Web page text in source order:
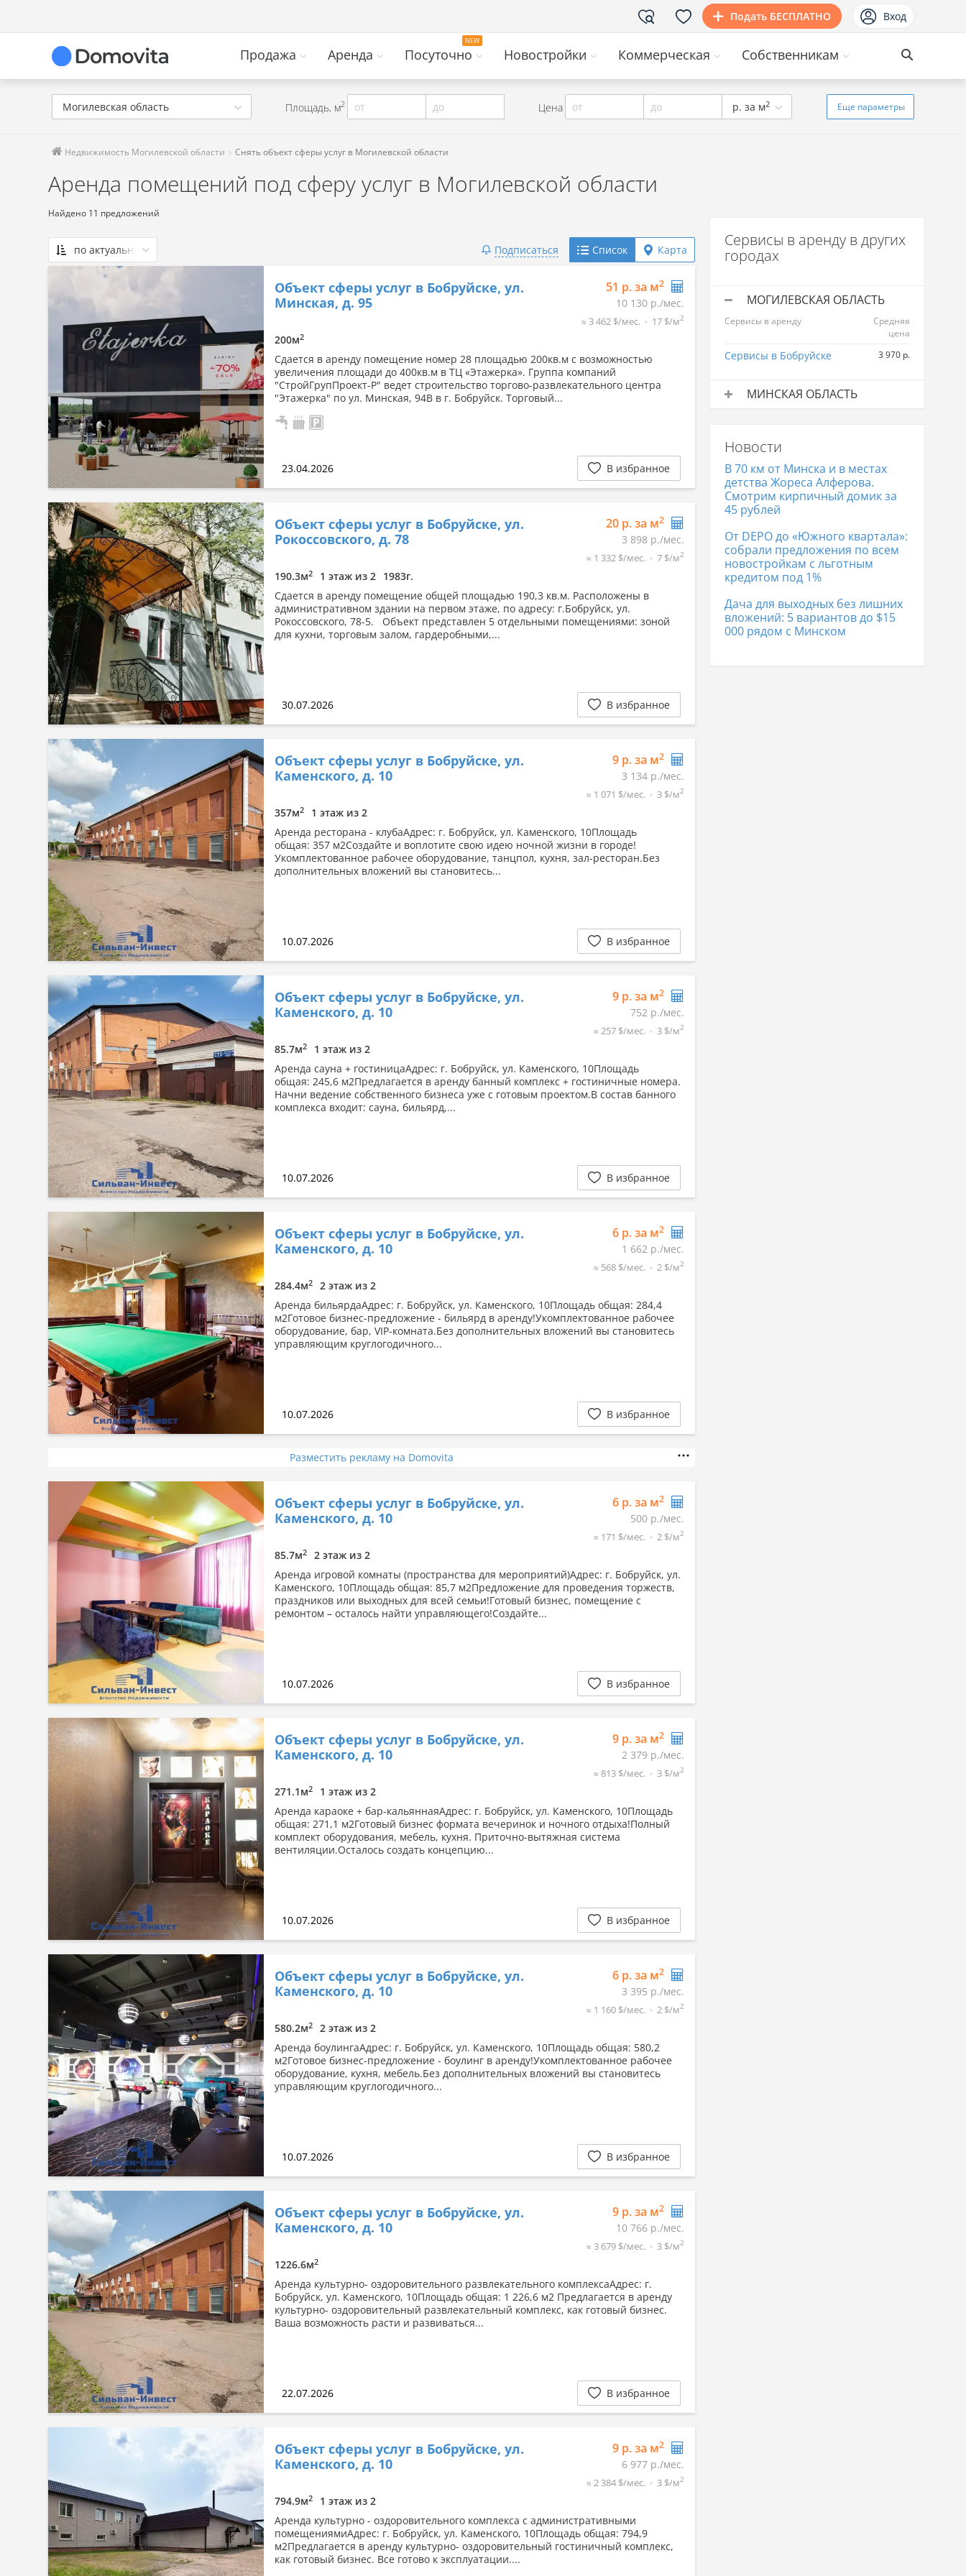
Подать БЕСПЛАТНО Вход
Продажа Аренда Посуточно Новостройки Коммерческая Собственникам
Могилевская область Площадь, м2 от до Цена от до р. за м2 Еще параметры
Недвижимость Могилевской области Снять объект сферы услуг в Могилевской области
Аренда помещений под сферу услуг в Могилевской области
Найдено 11 предложений
по актуальности
По актуальности
Сначала дешевые
Сначала дорогие
По площади: большая → малая
По площади: малая → большая
Подписаться Список Карта
Объект сферы услуг в Бобруйске, ул.
Минская, д. 95
51 р. за м2
10 130 р./мес.
≈ 3 462 $/мес. 17 $/м2
200м2
Сдается в аренду помещение номер 28 площадью 200кв.м с возможностью
увеличения площади до 400кв.м в ТЦ «Этажерка». Группа компаний
"СтройГрупПроект-Р" ведет строительство торгово-развлекательного центра
"Этажерка" по ул. Минская, 94В в г. Бобруйск. Торговый...
23.04.2026 В избранное
Объект сферы услуг в Бобруйске, ул.
Рокоссовского, д. 78
20 р. за м2
3 898 р./мес.
≈ 1 332 $/мес. 7 $/м2
190.3м2 1 этаж из 2 1983г.
Сдается в аренду помещение общей площадью 190,3 кв.м. Расположены в
административном здании на первом этаже, по адресу: г.Бобруйск, ул.
Рокоссовского, 78-5. Объект представлен 5 отдельными помещениями: зоной
для кухни, торговым залом, гардеробными,...
30.07.2026 В избранное
Объект сферы услуг в Бобруйске, ул.
Каменского, д. 10
9 р. за м2
3 134 р./мес.
≈ 1 071 $/мес. 3 $/м2
357м2
1 этаж из 2
Аренда ресторана - клубаАдрес: г. Бобруйск, ул. Каменского, 10Площадь
общая: 357 м2Создайте и воплотите свою идею ночной жизни в городе!
Укомплектованное рабочее оборудование, танцпол, кухня, зал-ресторан.Без
дополнительных вложений вы становитесь...
10.07.2026 В избранное
Объект сферы услуг в Бобруйске, ул.
Каменского, д. 10
9 р. за м2
752 р./мес.
≈ 257 $/мес. 3 $/м2
85.7м2
1 этаж из 2
Аренда сауна + гостиницаАдрес: г. Бобруйск, ул. Каменского, 10Площадь
общая: 245,6 м2Предлагается в аренду банный комплекс + гостиничные номера.
Начни ведение собственного бизнеса уже с готовым проектом.В состав банного
комплекса входит: сауна, бильярд,...
10.07.2026 В избранное
Объект сферы услуг в Бобруйске, ул.
Каменского, д. 10
6 р. за м2
1 662 р./мес.
≈ 568 $/мес. 2 $/м2
284.4м2
2 этаж из 2
Аренда бильярдаАдрес: г. Бобруйск, ул. Каменского, 10Площадь общая: 284,4
м2Готовое бизнес-предложение - бильярд в аренду!Укомплектованное рабочее
оборудование, бар, VIP-комната.Без дополнительных вложений вы становитесь
управляющим круглогодичного...
10.07.2026 В избранное
Разместить рекламу на Domovita
Объект сферы услуг в Бобруйске, ул.
Каменского, д. 10
6 р. за м2
500 р./мес.
≈ 171 $/мес. 2 $/м2
85.7м2
2 этаж из 2
Аренда игровой комнаты (пространства для мероприятий)Адрес: г. Бобруйск, ул.
Каменского, 10Площадь общая: 85,7 м2Предложение для проведения торжеств,
праздников или выходных для всей семьи!Готовый бизнес, помещение с
ремонтом – осталось найти управляющего!Создайте...
10.07.2026 В избранное
Объект сферы услуг в Бобруйске, ул.
Каменского, д. 10
9 р. за м2
2 379 р./мес.
≈ 813 $/мес. 3 $/м2
271.1м2
1 этаж из 2
Аренда караоке + бар-кальяннаяАдрес: г. Бобруйск, ул. Каменского, 10Площадь
общая: 271,1 м2Готовый бизнес формата вечеринок и ночного отдыха!Полный
комплект оборудования, мебель, кухня. Приточно-вытяжная система
вентиляции.Осталось создать концепцию...
10.07.2026 В избранное
Объект сферы услуг в Бобруйске, ул.
Каменского, д. 10
6 р. за м2
3 395 р./мес.
≈ 1 160 $/мес. 2 $/м2
580.2м2
2 этаж из 2
Аренда боулингаАдрес: г. Бобруйск, ул. Каменского, 10Площадь общая: 580,2
м2Готовое бизнес-предложение - боулинг в аренду!Укомплектованное рабочее
оборудование, кухня, мебель.Без дополнительных вложений вы становитесь
управляющим круглогодичного...
10.07.2026 В избранное
Объект сферы услуг в Бобруйске, ул.
Каменского, д. 10
9 р. за м2
10 766 р./мес.
≈ 3 679 $/мес. 3 $/м2
1226.6м2
Аренда культурно- оздоровительного развлекательного комплексаАдрес: г.
Бобруйск, ул. Каменского, 10Площадь общая: 1 226,6 м2 Предлагается в аренду
культурно- оздоровительный развлекательный комплекс, как готовый бизнес.
Ваша возможность расти и развиваться...
22.07.2026 В избранное
Объект сферы услуг в Бобруйске, ул.
Каменского, д. 10
9 р. за м2
6 977 р./мес.
≈ 2 384 $/мес. 3 $/м2
794.9м2
1 этаж из 2
Аренда культурно - оздоровительного комплекса с административными
помещениямиАдрес: г. Бобруйск, ул. Каменского, 10Площадь общая: 794,9
м2Предлагается в аренду культурно- оздоровительный гостиничный комплекс,
как готовый бизнес. Все готово к эксплуатации....
Сервисы в аренду в других
городах
МОГИЛЕВСКАЯ ОБЛАСТЬ
Сервисы в аренду
Средняя
цена
Сервисы в Бобруйске 3 970 р.
МИНСКАЯ ОБЛАСТЬ
Сервисы в Минске
Новости
В 70 км от Минска и в местах
детства Жореса Алферова.
Смотрим кирпичный домик за
45 рублей
От DEPO до «Южного квартала»:
собрали предложения по всем
новостройкам с льготным
кредитом под 1%
Дача для выходных без лишних
вложений: 5 вариантов до $15
000 рядом с Минском